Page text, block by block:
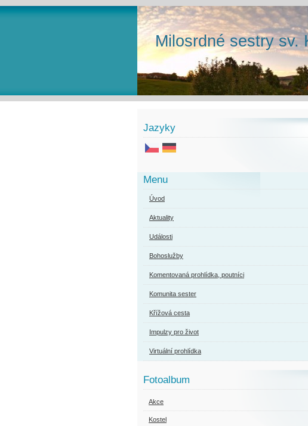
Milosrdné sestry sv.
Jazyky
Menu
Úvod
Aktuality
Události
Bohoslužby
Komentovaná prohlídka, poutníci
Komunita sester
Křížová cesta
Impulzy pro život
Virtuální prohlídka
Fotoalbum
Akce
Kostel